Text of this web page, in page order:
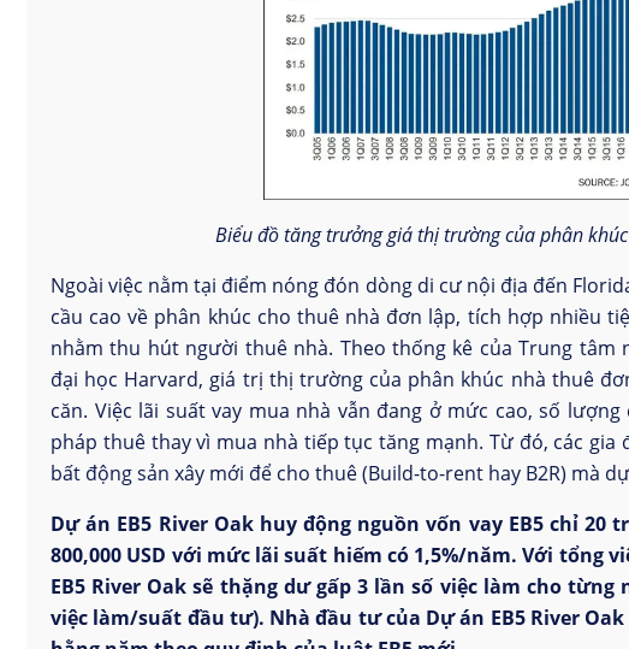
Biểu đồ tăng trưởng giá thị trường của phân
Ngoài việc nằm tại điểm nóng đón dòng di cư nội địa đến
cầu cao về phân khúc cho thuê nhà đơn lập, tích hợp nhiều
nhằm thu hút người thuê nhà. Theo thống kê của Trung tâm
đại học Harvard, giá trị thị trường của phân khúc nhà thuê
căn. Việc lãi suất vay mua nhà vẫn đang ở mức cao, số
pháp thuê thay vì mua nhà tiếp tục tăng mạnh. Từ đó, các
bất động sản xây mới để cho thuê (Build-to-rent hay B2R) mà
Dự án EB5 River Oakhuy động nguồn vốn vay EB5 chỉ 20
800,000 USD với mức lãi suất hiếm có 1,5%/năm. Với tổng
EB5 River Oak sẽ thặng dư gấp 3 lần số việc làm cho
việc làm/suất đầu tư). Nhà đầu tư của Dự án EB5 River